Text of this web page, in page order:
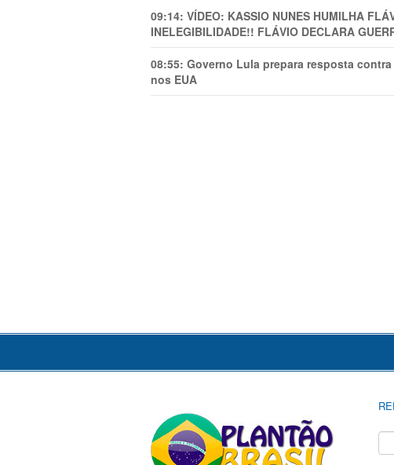
09:14: VÍDEO: KASSIO NUNES HUMlLHA
INELEGIBILIDADE!! FLÁVIO DECLARA
08:55: Governo Lula prepara resposta
nos EUA